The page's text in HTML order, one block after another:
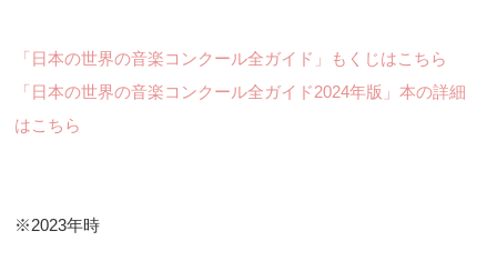
「日本の世界の音楽コンクール全ガイド」もくじはこちら
「日本の世界の音楽コンクール全ガイド2024年版」本の詳細
はこちら
※2023年時